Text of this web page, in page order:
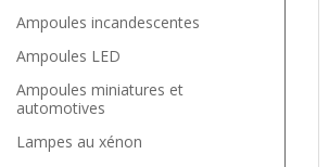
Ampoules incandescentes
Ampoules LED
Ampoules miniatures et
automotives
Lampes au xénon